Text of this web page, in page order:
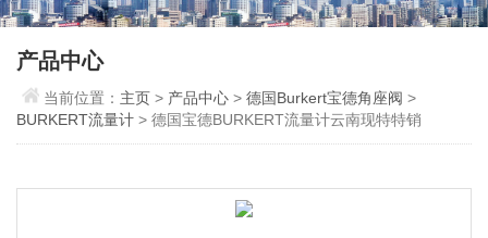
产品中心
当前位置： 主页> 产品中心 >德国Burkert宝德角座阀 >
BURKERT流量计 > 德国宝德BURKERT流量计云南现特特销